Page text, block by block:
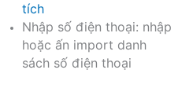
tích
Nhập số điện thoại: nhập
hoặc ấn import danh
sách số điện thoại